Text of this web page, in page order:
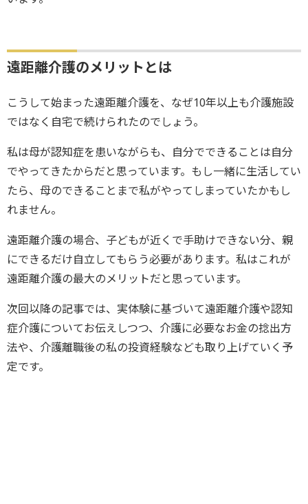
遠距離介護のメリットとは
こうして始まった遠距離介護を、なぜ10年以上も介護施設
ではなく自宅で続けられたのでしょう。
私は母が認知症を患いながらも、自分でできることは自分
でやってきたからだと思っています。もし一緒に生活してい
たら、母のできることまで私がやってしまっていたかもし
れません。
遠距離介護の場合、子どもが近くで手助けできない分、親
にできるだけ自立してもらう必要があります。私はこれが
遠距離介護の最大のメリットだと思っています。
次回以降の記事では、実体験に基づいて遠距離介護や認知
症介護についてお伝えしつつ、介護に必要なお金の捻出方
法や、介護離職後の私の投資経験なども取り上げていく予
定です。